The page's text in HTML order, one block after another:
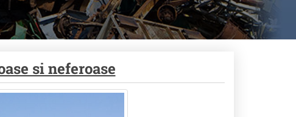
si neferoase